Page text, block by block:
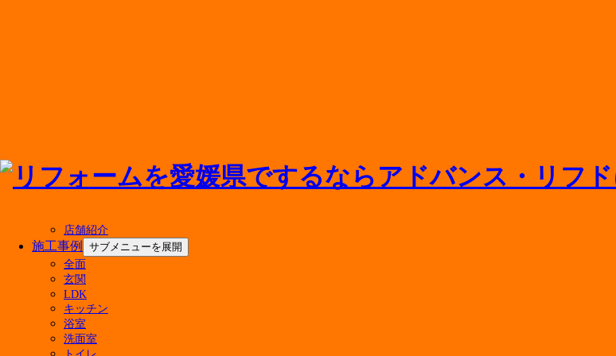
店舗紹介
施工事例
サブメニューを展開
全面
玄関
LDK
キッチン
浴室
洗面室
メニューを閉じる
アドバンス・リフドについて
選ばれる理由
会社案内
代表挨拶